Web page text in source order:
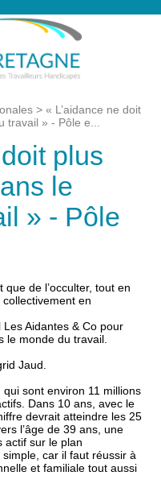
> « L’aidance ne doit
» - Pôle e...
plus
le
» - Pôle
que de l’occulter, tout en
en
Les Aidantes & Co pour
le monde du travail.
Jaud.
sont environ 11 millions
Dans 10 ans, avec le
devrait atteindre les 25
l’âge de 39 ans, une
actif sur le plan
car il faut réussir à
et familiale tout aussi